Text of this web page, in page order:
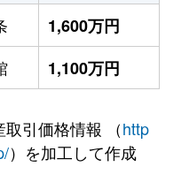
1,600万円
1,100万円
引価格情報 （http
）を加工して作成